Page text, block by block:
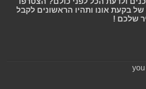
בקעת אונו ותהיו הראשונים לקבל
שלכם !